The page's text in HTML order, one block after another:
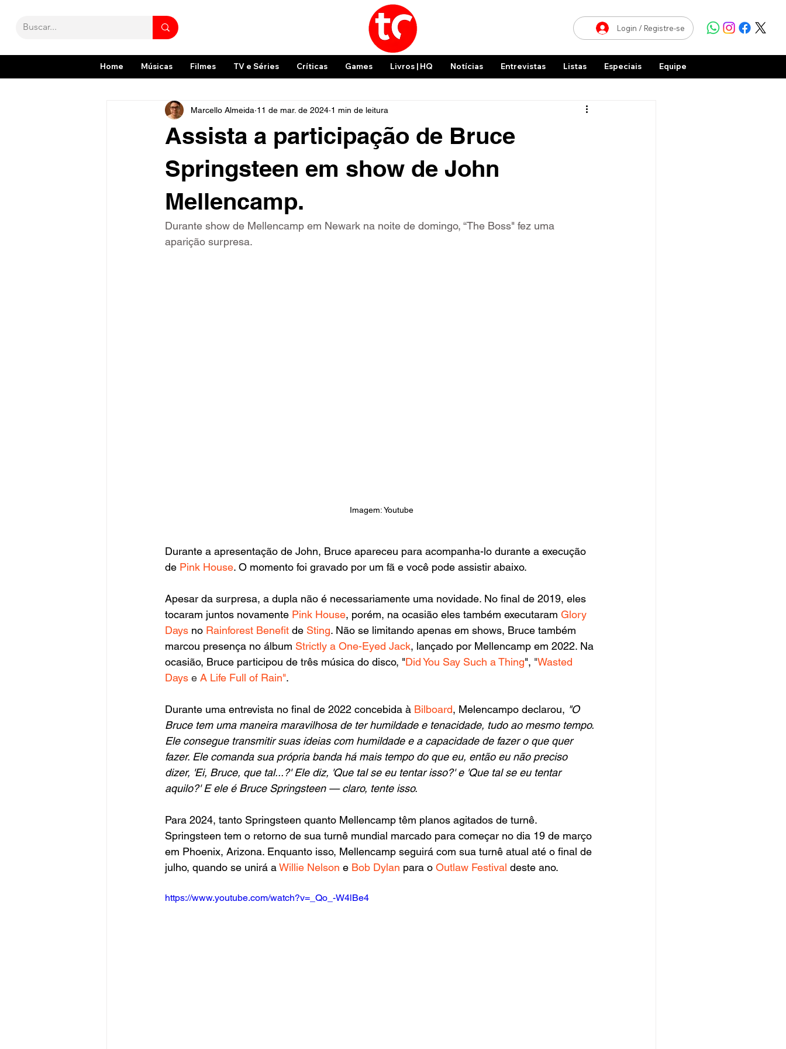
Login / Registre-se
Home Músicas Filmes TV e Séries Críticas Games Livros | HQ Notícias Entrevistas Listas Especiais Equipe
Assista a participação de Bruce
Springsteen em show de John
Mellencamp.
Marcello Almeida 11 de mar. de 2024 1 min de leitura
Durante show de Mellencamp em Newark na noite de domingo, “The Boss" fez uma
aparição surpresa.
Imagem: Youtube
Durante a apresentação de John, Bruce apareceu para acompanha-lo durante a execução
de Pink House. O momento foi gravado por um fã e você pode assistir abaixo.
Apesar da surpresa, a dupla não é necessariamente uma novidade. No final de 2019, eles
tocaram juntos novamente Pink House, porém, na ocasião eles também executaram Glory
Days no Rainforest Benefit de Sting. Não se limitando apenas em shows, Bruce também
marcou presença no álbum Strictly a One-Eyed Jack, lançado por Mellencamp em 2022. Na
ocasião, Bruce participou de três música do disco, "Did You Say Such a Thing", "Wasted
Days e A Life Full of Rain".
Durante uma entrevista no final de 2022 concebida à Bilboard, Melencampo declarou, "O
Bruce tem uma maneira maravilhosa de ter humildade e tenacidade, tudo ao mesmo tempo.
Ele consegue transmitir suas ideias com humildade e a capacidade de fazer o que quer
fazer. Ele comanda sua própria banda há mais tempo do que eu, então eu não preciso
dizer, 'Ei, Bruce, que tal...?' Ele diz, 'Que tal se eu tentar isso?' e 'Que tal se eu tentar
aquilo?' E ele é Bruce Springsteen — claro, tente isso.
Para 2024, tanto Springsteen quanto Mellencamp têm planos agitados de turnê.
Springsteen tem o retorno de sua turnê mundial marcado para começar no dia 19 de março
em Phoenix, Arizona. Enquanto isso, Mellencamp seguirá com sua turnê atual até o final de
julho, quando se unirá a Willie Nelson e Bob Dylan para o Outlaw Festival deste ano.
https://www.youtube.com/watch?v=_Qo_-W4lBe4